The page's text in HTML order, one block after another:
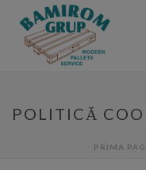
POLITICĂ
PRIMA